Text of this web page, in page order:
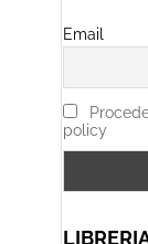
Email
policy